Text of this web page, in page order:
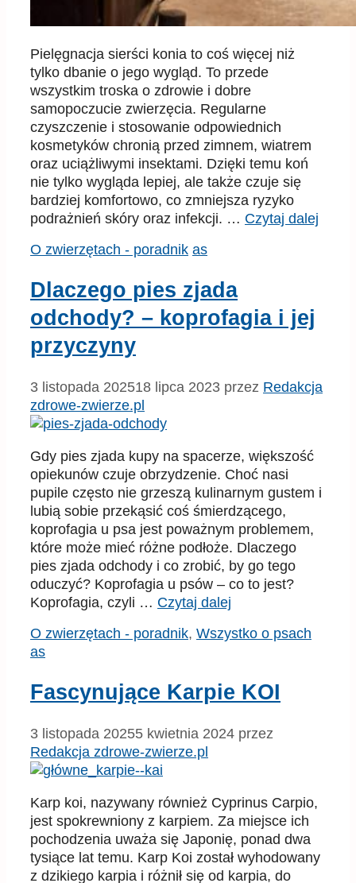
Pielęgnacja sierści konia to coś więcej niż
tylko dbanie o jego wygląd. To przede
wszystkim troska o zdrowie i dobre
samopoczucie zwierzęcia. Regularne
czyszczenie i stosowanie odpowiednich
kosmetyków chronią przed zimnem, wiatrem
oraz uciążliwymi insektami. Dzięki temu koń
nie tylko wygląda lepiej, ale także czuje się
bardziej komfortowo, co zmniejsza ryzyko
podrażnień skóry oraz infekcji. … Czytaj dalej
Kategorie
O zwierzętach - poradnik Tagi
as
Dlaczego pies zjada
odchody? – koprofagia i jej
przyczyny
3 listopada 202518 lipca 2023 przez Redakcja
zdrowe-zwierze.pl
Gdy pies zjada kupy na spacerze, większość
opiekunów czuje obrzydzenie. Choć nasi
pupile często nie grzeszą kulinarnym gustem i
lubią sobie przekąsić coś śmierdzącego,
koprofagia u psa jest poważnym problemem,
które może mieć różne podłoże. Dlaczego
pies zjada odchody i co zrobić, by go tego
oduczyć? Koprofagia u psów – co to jest?
Koprofagia, czyli … Czytaj dalej
Kategorie
O zwierzętach - poradnik, Wszystko o psach
as
Fascynujące Karpie KOI
3 listopada 20255 kwietnia 2024 przez
Redakcja zdrowe-zwierze.pl
Karp koi, nazywany również Cyprinus Carpio,
jest spokrewniony z karpiem. Za miejsce ich
pochodzenia uważa się Japonię, ponad dwa
tysiące lat temu. Karp Koi został wyhodowany
z dzikiego karpia i różnił się od karpia, do